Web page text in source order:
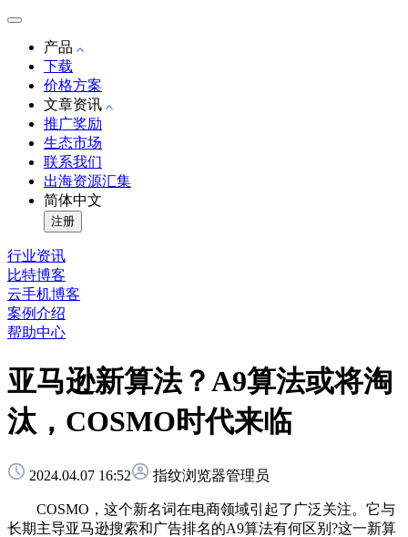
产品
下载
价格方案
文章资讯
推广奖励
生态市场
联系我们
出海资源汇集
简体中文
注册
行业资讯
比特博客
云手机博客
案例介绍
帮助中心
亚马逊新算法？A9算法或将淘
汰，COSMO时代来临
2024.04.07 16:52 指纹浏览器管理员
COSMO，这个新名词在电商领域引起了广泛关注。它与
长期主导亚马逊搜索和广告排名的A9算法有何区别?这一新算